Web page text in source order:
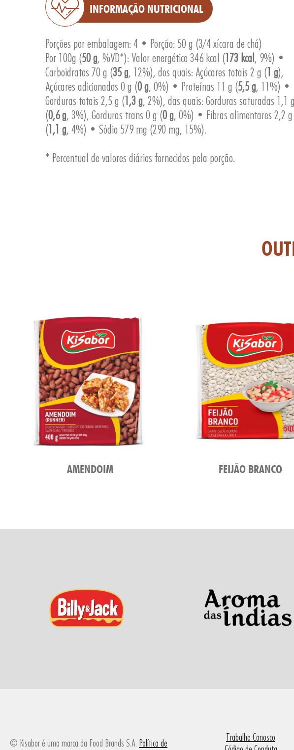
INFORMAÇÃO NUTRICIONAL
Porções por embalagem: 4 • Porção: 50 g (3/4 xícara de chá)
Por 100g (50 g, %VD*): Valor energético 346 kcal (173 kcal , 9%) •
Carboidratos 70 g (35 g, 12%), dos quais: Açúcares totais 2 g (1 g),
Açúcares adicionados 0 g (0 g, 0%) • Proteínas 11 g (5,5 g, 11%) •
Gorduras totais 2,5 g (1,3 g, 2%), das quais: Gorduras saturadas 1,1 g
(0,6 g, 3%), Gorduras trans 0 g (0 g, 0%) • Fibras alimentares 2,2 g
(1,1 g, 4%) • Sódio 579 mg (290 mg, 15%).
* Percentual de valores diários fornecidos pela porção.
AMENDOIM FEIJÃO BRANCO
© Kisabor é uma marca da Food Brands S.A. Política de
Trabalhe Conosco